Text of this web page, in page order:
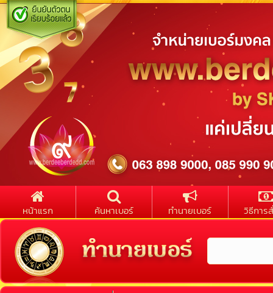
หน้าแรก ค้นหาเบอร์ ทำนายเบอร์ วิธีการ